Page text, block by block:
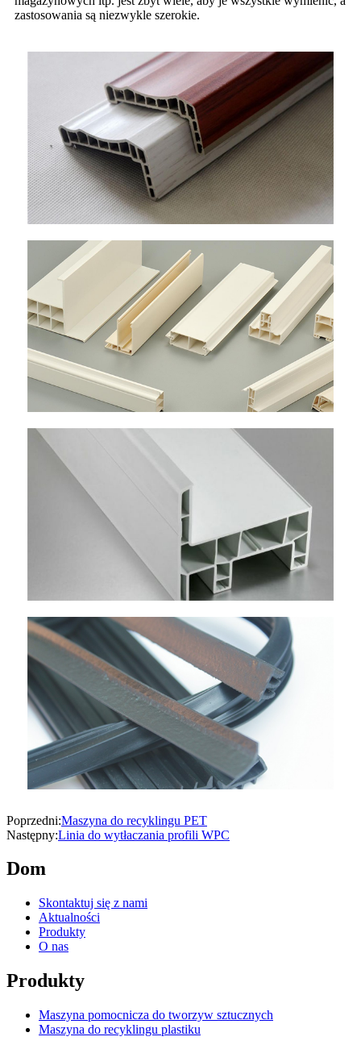
zastosowania są niezwykle szerokie.
Poprzedni:Maszyna do recyklingu PET
Następny:Linia do wytłaczania profili WPC
Dom
Skontaktuj się z nami
Aktualności
Produkty
O nas
Produkty
Maszyna pomocnicza do tworzyw sztucznych
Maszyna do recyklingu plastiku